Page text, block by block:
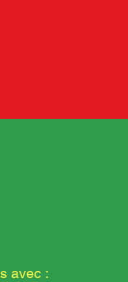
avec :